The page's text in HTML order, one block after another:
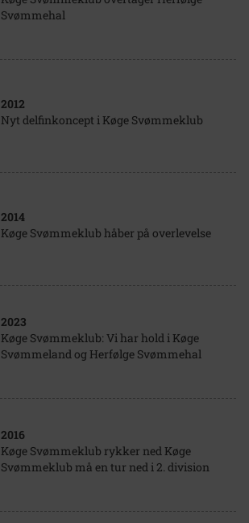
Svømmehal
2012
Nyt delfinkoncept i Køge Svømmeklub
2014
Køge Svømmeklub håber på overlevelse
2023
Køge Svømmeklub: Vi har hold i Køge
Svømmeland og Herfølge Svømmehal
2016
Køge Svømmeklub rykker ned Køge
Svømmeklub må en tur ned i 2. division